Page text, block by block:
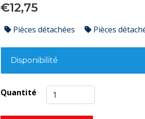
€12,75
Pièces détachées Pièces
Disponibilité
Quantité